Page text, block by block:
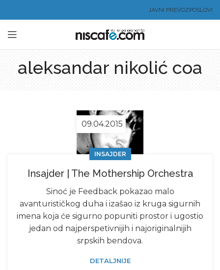
JAVNI PREVOZPOSLOVI
aleksandar nikolić coa
09.04.2015
INSAJDER
Insajder | The Mothership Orchestra
Sinoć je Feedback pokazao malo
avanturističkog duha i izašao iz kruga sigurnih
imena koja će sigurno popuniti prostor i ugostio
jedan od najperspetivnijih i najoriginalnijih
srpskih bendova.
DETALJNIJE